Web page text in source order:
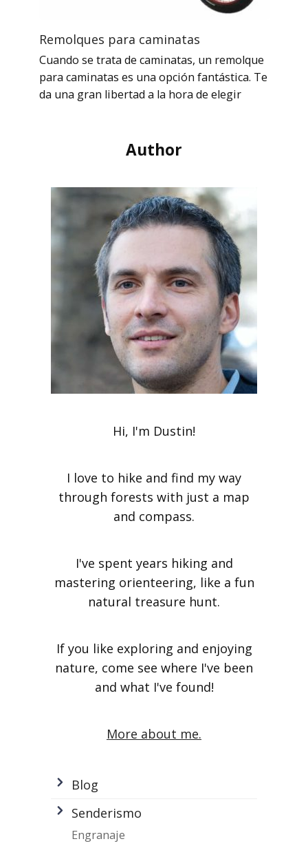
Remolques para caminatas
Cuando se trata de caminatas, un remolque
para caminatas es una opción fantástica. Te
da una gran libertad a la hora de elegir
Author
Hi, I'm Dustin!
I love to hike and find my way
through forests with just a map
and compass.
I've spent years hiking and
mastering orienteering, like a fun
natural treasure hunt.
If you like exploring and enjoying
nature, come see where I've been
and what I've found!
More about me.
Blog
Senderismo
Engranaje